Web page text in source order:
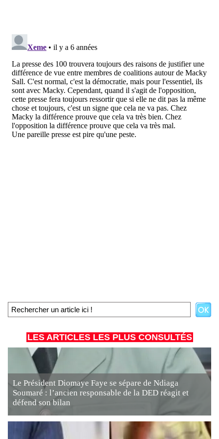
LES ARTICLES LES PLUS CONSULTÉS
Le Président Diomaye Faye se sépare de Ndiaga
Soumaré : l’ancien responsable de la DED réagit et
défend son bilan